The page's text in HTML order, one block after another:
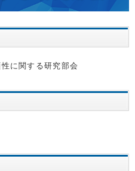
に関する研究部会